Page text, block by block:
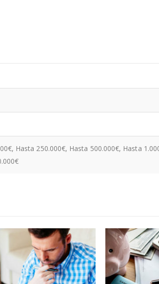
Hasta 250.000€, Hasta 500.000€, Hasta